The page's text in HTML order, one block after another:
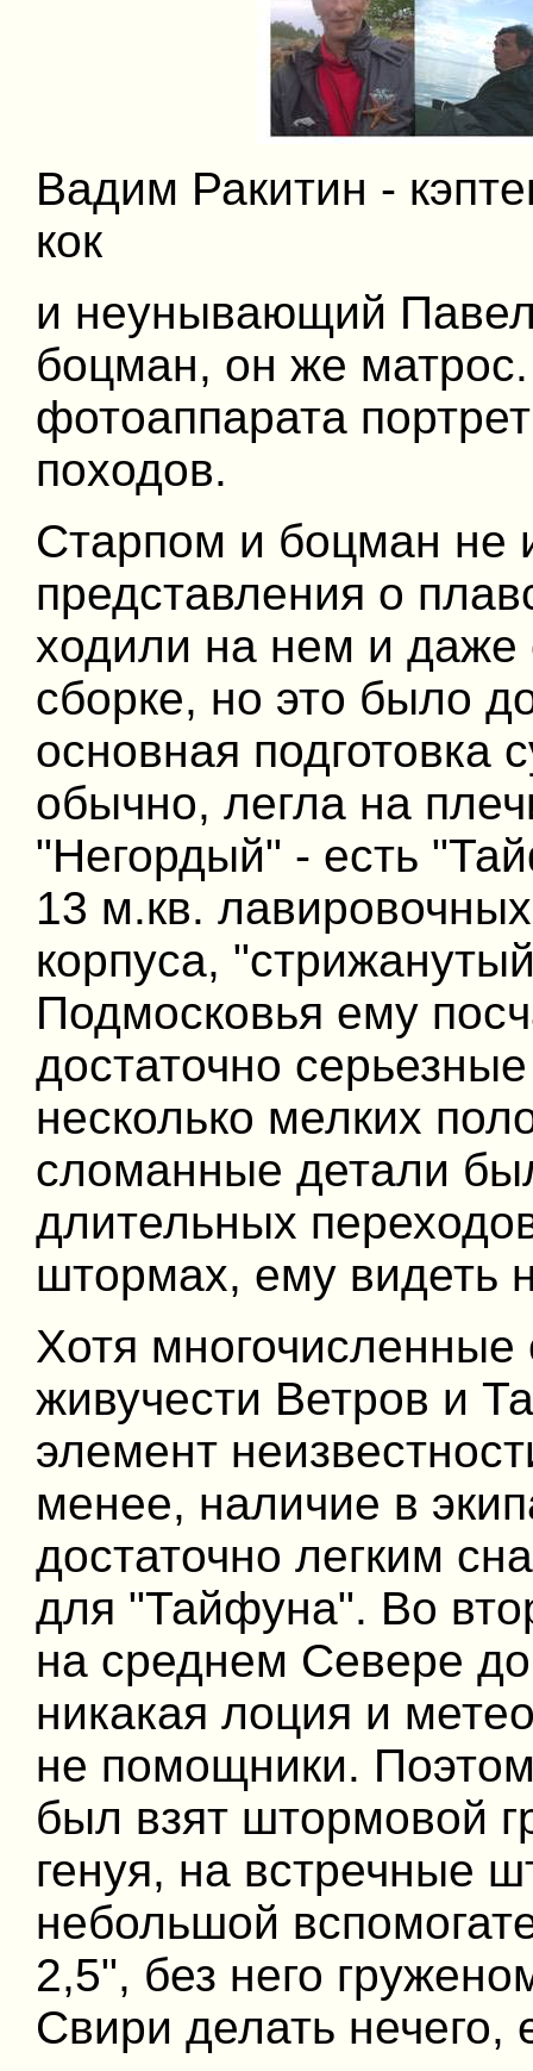
Вадим Ракитин -
кок
и неунывающий
боцман, он же
фотоаппарата
походов.
Старпом и боцман не
представления о
ходили на нем и даже
сборке, но это было
основная подготовка
обычно, легла на
"Негордый" - есть
13 м.кв.
корпуса,
Подмосковья ему
достаточно
несколько мелких
сломанные детали
длительных
штормах, ему видеть
Хотя многочисленные
живучести Ветров и
элемент
менее, наличие в
достаточно легким
для "Тайфуна". Во
на среднем Севере
никакая лоция и
не помощники.
был взят штормовой
генуя, на встречные
небольшой
2,5", без него
Свири делать нечего,